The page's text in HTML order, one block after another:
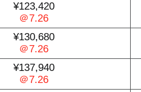
¥123,420
＠7.26
¥130,680
＠7.26
¥137,940
＠7.26